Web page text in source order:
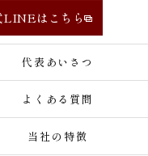
LINEはこちら
代表あいさつ
よくある質問
当社の特徴